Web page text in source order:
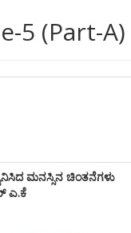
5 (Part-A)
ಮನಸ್ಸಿನ ಚಿಂತನೆಗಳು
ಎ.ಕೆ